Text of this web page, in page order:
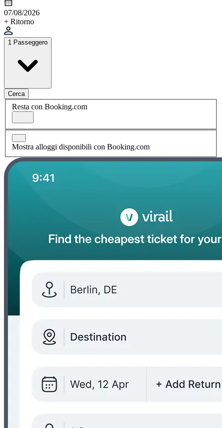
07/08/2026
+ Ritorno
1 Passeggero
Cerca
Resta con Booking.com
Mostra alloggi disponibili con Booking.com